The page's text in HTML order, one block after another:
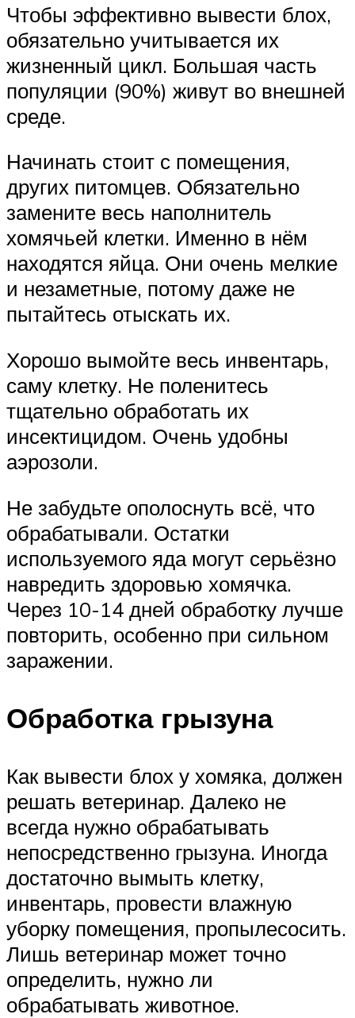
Чтобы эффективно вывести блох,
обязательно учитывается их
жизненный цикл. Большая часть
популяции (90%) живут во внешней
среде.
Начинать стоит с помещения,
других питомцев. Обязательно
замените весь наполнитель
хомячьей клетки. Именно в нём
находятся яйца. Они очень мелкие
и незаметные, потому даже не
пытайтесь отыскать их.
Хорошо вымойте весь инвентарь,
саму клетку. Не поленитесь
тщательно обработать их
инсектицидом. Очень удобны
аэрозоли.
Не забудьте ополоснуть всё, что
обрабатывали. Остатки
используемого яда могут серьёзно
навредить здоровью хомячка.
Через 10-14 дней обработку лучше
повторить, особенно при сильном
заражении.
Обработка грызуна
Как вывести блох у хомяка, должен
решать ветеринар. Далеко не
всегда нужно обрабатывать
непосредственно грызуна. Иногда
достаточно вымыть клетку,
инвентарь, провести влажную
уборку помещения, пропылесосить.
Лишь ветеринар может точно
определить, нужно ли
обрабатывать животное.